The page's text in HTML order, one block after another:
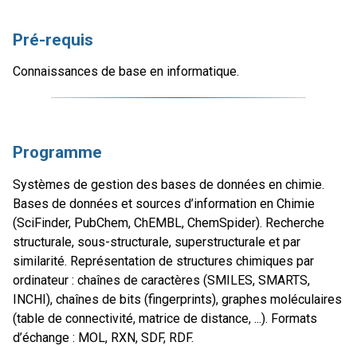
Pré-requis
Connaissances de base en informatique.
Programme
Systèmes de gestion des bases de données en chimie.
Bases de données et sources d’information en Chimie
(SciFinder, PubChem, ChEMBL, ChemSpider). Recherche
structurale, sous-structurale, superstructurale et par
similarité. Représentation de structures chimiques par
ordinateur : chaînes de caractères (SMILES, SMARTS,
INCHI), chaînes de bits (fingerprints), graphes moléculaires
(table de connectivité, matrice de distance, ...). Formats
d’échange : MOL, RXN, SDF, RDF.